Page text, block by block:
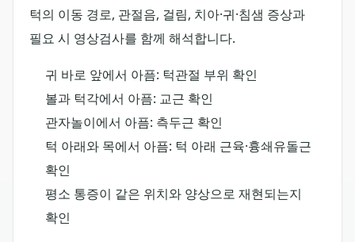
턱의 이동 경로, 관절음, 걸림, 치아·귀·침샘 증상과
필요 시 영상검사를 함께 해석합니다.
귀 바로 앞에서 아픔: 턱관절 부위 확인
볼과 턱각에서 아픔: 교근 확인
관자놀이에서 아픔: 측두근 확인
턱 아래와 목에서 아픔: 턱 아래 근육·흉쇄유돌근
확인
평소 통증이 같은 위치와 양상으로 재현되는지
확인